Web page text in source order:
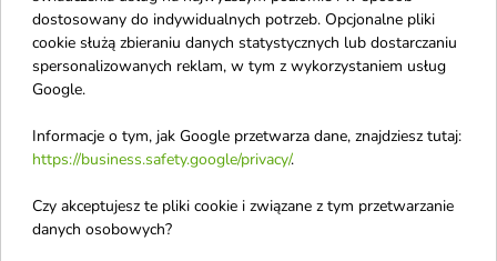
Tri.Hee Płyn-peeling do
AHA i kwasem
salicylowym 100 ml
Tri.Hee wzmacniająca
250 ml
dostosowany do indywidualnych potrzeb. Opcjonalne pliki
cookie służą zbieraniu danych statystycznych lub dostarczaniu
spersonalizowanych reklam, w tym z wykorzystaniem usług
Google.
Informacje o tym, jak Google przetwarza dane, znajdziesz tutaj:
https://business.safety.google/privacy/.
Czy akceptujesz te pliki cookie i związane z tym przetwarzanie
danych osobowych?